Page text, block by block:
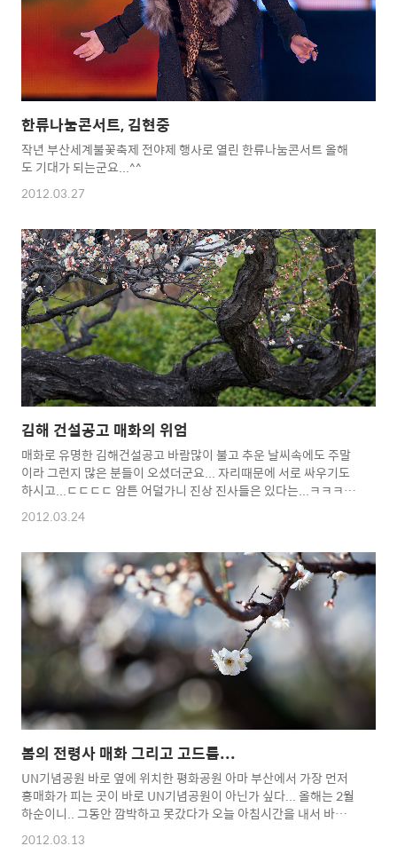
한류나눔콘서트, 김현중
작년 부산세계불꽃축제 전야제 행사로 열린 한류나눔콘서트 올해
도 기대가 되는군요...^^
2012.03.27
김해 건설공고 매화의 위엄
매화로 유명한 김해건설공고 바람많이 불고 추운 날씨속에도 주말
이라 그런지 많은 분들이 오셨더군요... 자리때문에 서로 싸우기도
하시고...ㄷㄷㄷㄷ 암튼 어덜가니 진상 진사들은 있다는...ㅋㅋㅋ 역
시 김해건설공고의 매화는 아름답다 다만 아직 추운날씨때문에 매
화가 덜 피어서 아쉬웠다는... 오랜만에 초보님도 잠깐만나고
2012.03.24
봄의 전령사 매화 그리고 고드름...
UN기념공원 바로 옆에 위치한 평화공원 아마 부산에서 가장 먼저
홍매화가 피는 곳이 바로 UN기념공원이 아닌가 싶다... 올해는 2월
하순이니.. 그동안 깜박하고 못갔다가 오늘 아침시간을 내서 바로
옆 평화공원으로 다녀왔다... 갑자기 날씨가 추워져서인지 물레방
아엔 고드름까지 주렁주렁...ㄷㄷㄷ 이번주말부턴 김해건설공고도
2012.03.13